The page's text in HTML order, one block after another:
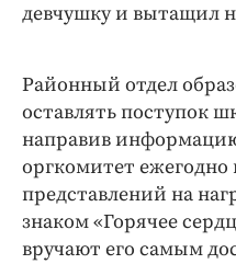
Блоги
Медиаперсона
Интересное чтиво
Клиника года
Бренд года
Работодатель
девчушку и вытащил
Районный отдел
оставлять поступок
направив
оргкомитет
представлений на
знаком «Горячее
вручают его самым